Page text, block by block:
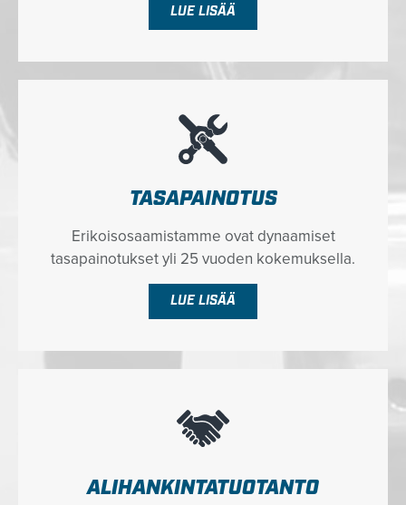
LUE LISÄÄ
TASAPAINOTUS
Erikoisosaamistamme ovat dynaamiset
tasapainotukset yli 25 vuoden kokemuksella.
LUE LISÄÄ
ALIHANKINTATUOTANTO